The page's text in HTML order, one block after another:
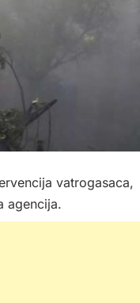
vatrogasaca,
agencija.